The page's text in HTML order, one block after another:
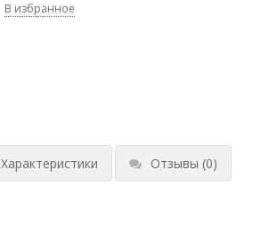
В избранное
Характеристики Отзывы (0)